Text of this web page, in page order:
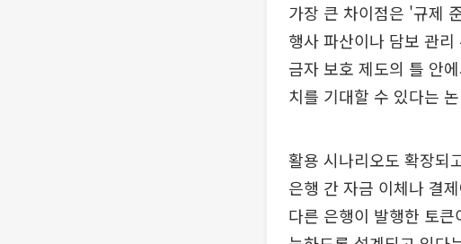
가장 큰 차이점은 '규제
행사 파산이나 담보 관
금자 보호 제도의 틀 안
치를 기대할 수 있다는
활용 시나리오도 확장되
은행 간 자금 이체나 결
다른 은행이 발행한 토